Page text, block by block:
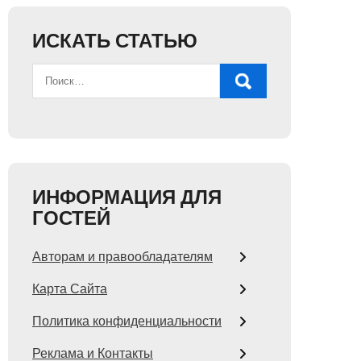
ИСКАТЬ СТАТЬЮ
ИНФОРМАЦИЯ ДЛЯ
ГОСТЕЙ
Авторам и правообладателям
Карта Сайта
Политика конфиденциальности
Реклама и Контакты